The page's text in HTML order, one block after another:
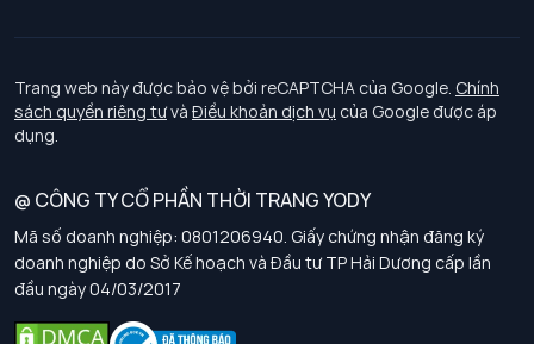
Chính sách bảo vệ dữ liệu cá nhân
Chính sách thanh toán, giao nhận
Chính sách chất lượng và an toàn sức khoẻ nghề nghiệp
Chính sách đơn đồng phục
Hướng dẫn chọn kích thước
Tuyển dụng
Trang web này được bảo vệ bởi reCAPTCHA của Google. Chính
sách quyền riêng tưvà Điều khoản dịch vụ của Google được áp
dụng.
@ CÔNG TY CỔ PHẦN THỜI TRANG YODY
Mã số doanh nghiệp: 0801206940. Giấy chứng nhận đăng ký
doanh nghiệp do Sở Kế hoạch và Đầu tư TP Hải Dương cấp lần
đầu ngày 04/03/2017